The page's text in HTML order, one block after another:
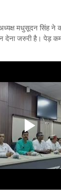
मधुसूदन सिंह
देना जरुरी है। पेड़